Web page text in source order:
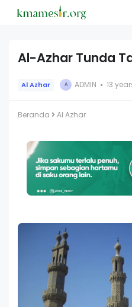
Al-Azhar Tunda
Al Azhar A ADMIN 13
Beranda Al Azhar